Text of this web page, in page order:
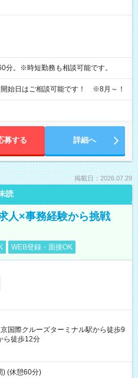
。※時短勤務も相談可能です。
始日はご相談可能です！ ※8月～！
募する 詳細へ
掲載日：2026.07.29
読
人×事務経験から挑戦
WEB登録・面接OK
国際クルーズターミナル駅から徒歩9
ら徒歩12分
) (休憩60分)